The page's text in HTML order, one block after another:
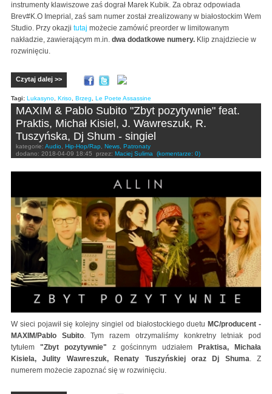
instrumenty klawiszowe zaś dograł Marek Kubik. Za obraz odpowiada
Brev#K.O Imeprial, zaś sam numer został zrealizowany w białostockim Wem
Studio. Przy okazji tutaj możecie zamówić preorder w limitowanym
nakładzie, zawierającym m.in. dwa dodatkowe numery. Klip znajdziecie w
rozwinięciu.
Czytaj dalej >>
Tagi: Lukasyno Kriso Brzeg Le Poete Assassine
MAXIM & Pablo Subito "Zbyt pozytywnie" feat.
Praktis, Michał Kisiel, J. Wawreszuk, R.
Tuszyńska, Dj Shum - singiel
kategorie: Audio Hip-Hop/Rap News Patronaty
dodano: 2018-04-09 18:45 przez: Maciej Sulima (komentarze: 0)
W sieci pojawił się kolejny singiel od białostockiego duetu MC/producent -
MAXIM/Pablo Subito. Tym razem otrzymaliśmy konkretny letniak pod
tytułem "Zbyt pozytywnie" z gościnnym udziałem
Praktisa, Michała
Kisiela, Julity Wawreszuk, Renaty Tuszyńskiej oraz Dj Shuma. Z
numerem możecie zapoznać się w rozwinięciu.